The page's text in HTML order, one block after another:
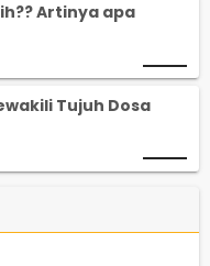
Artinya apa
Tujuh Dosa